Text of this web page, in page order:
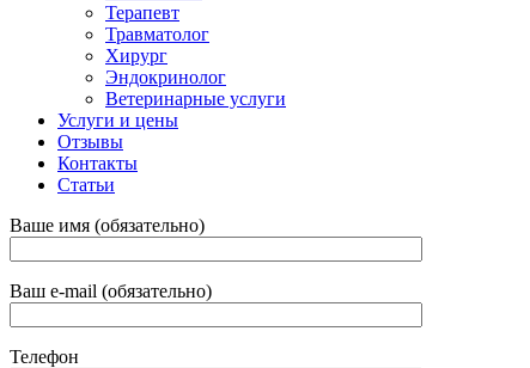
Терапевт
Травматолог
Хирург
Эндокринолог
Ветеринарные услуги
Услуги и цены
Отзывы
Контакты
Статьи
Ваше имя (обязательно)
Ваш e-mail (обязательно)
Телефон